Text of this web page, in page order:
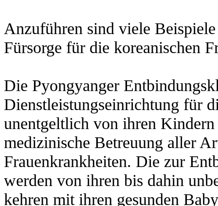
Anzuführen sind viele
Fürsorge für die koreanischen
Die Pyongyanger
Dienstleistungseinrichtung für
unentgeltlich von ihren
medizinische Betreuung aller
Frauenkrankheiten. Die zur
werden von ihren bis dahin
kehren mit ihren gesunden